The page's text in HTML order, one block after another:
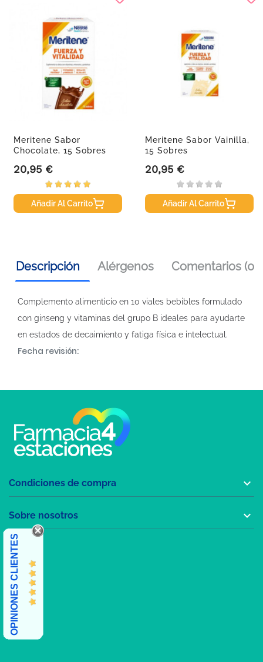
Meritene Sabor
Chocolate, 15 Sobres
Precio
20,95 €
Añadir Al Carrito
Meritene Sabor Vainilla,
15 Sobres
Precio
20,95 €
Añadir Al Carrito
Descripción Alérgenos Comentarios (0)
Complemento alimenticio en 10 viales bebibles formulado
con ginseng y vitaminas del grupo B ideales para ayudarte
en estados de decaimiento y fatiga física e intelectual.
Fecha revisión:
Condiciones de compra 
Sobre nosotros 
OPINIONES CLIENTES